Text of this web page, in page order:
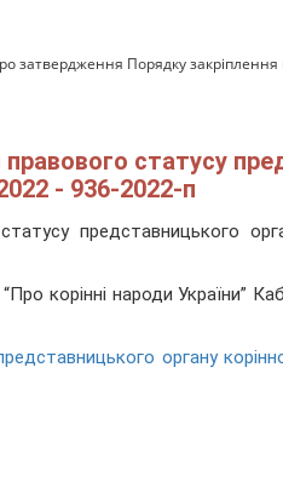
затвердження Порядку закріплення
статусу
- 936-2022-п
представницького
корінні народи України”
органу